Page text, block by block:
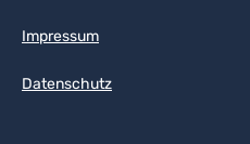
Impressum
Datenschutz